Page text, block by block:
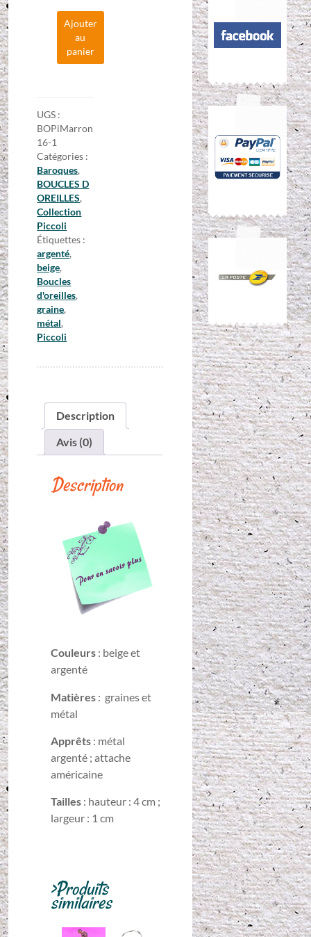
quantité
Boucles
d'oreilles
-
Collection
Piccoli
Ajouter
au
panier
UGS :
BOPiMarron
16-1
Catégories :
Baroques,
BOUCLES D
OREILLES,
Collection
Piccoli
Étiquettes :
argenté,
beige,
Boucles
d'oreilles,
graine,
métal,
Piccoli
Description
Avis (0)
Description
Couleurs : beige et
argenté
Matières : graines et
métal
Apprêts : métal
argenté ; attache
américaine
Tailles : hauteur : 4 cm ;
largeur : 1 cm
>Produits
similaires